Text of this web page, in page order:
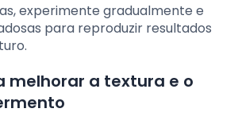
experimente gradualmente e
para reproduzir resultados
melhorar a textura e o